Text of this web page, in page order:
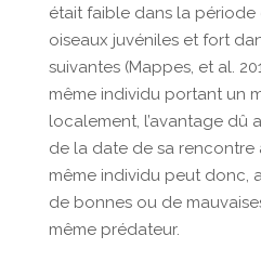
était faible dans la période
oiseaux juvéniles et fort
suivantes (Mappes, et al.
même individu portant un
localement, l’avantage dû
de la date de sa rencontre
même individu peut donc,
de bonnes ou de
même prédateur.